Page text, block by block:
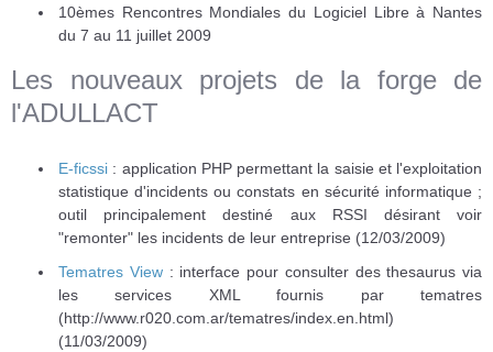
10èmes Rencontres Mondiales du Logiciel Libre à Nantes
du 7 au 11 juillet 2009
Les nouveaux projets de la forge de
l'ADULLACT
E-ficssi : application PHP permettant la saisie et l'exploitation
statistique d'incidents ou constats en sécurité informatique ;
outil principalement destiné aux RSSI désirant voir
"remonter" les incidents de leur entreprise (12/03/2009)
Tematres View: interface pour consulter des thesaurus via
les services XML fournis par tematres
(http://www.r020.com.ar/tematres/index.en.html)
(11/03/2009)